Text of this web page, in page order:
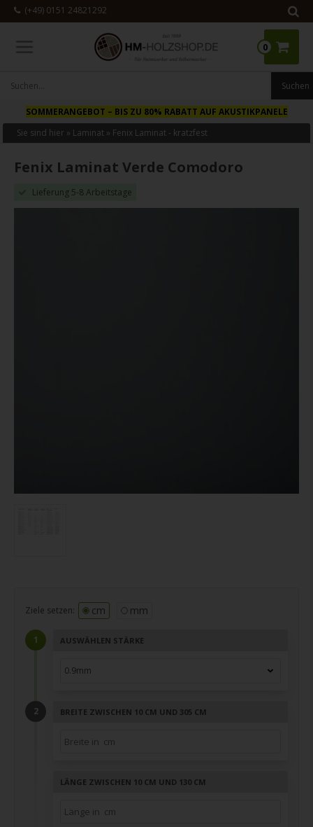
(+49) 0151 24821292
0
SOMMERANGEBOT– BIS ZU 80% RABATT AUF AKUSTIKPANELE
Sie sind hier » Laminat » Fenix Laminat - kratzfest
Fenix Laminat Verde Comodoro
Lieferung 5-8 Arbeitstage
Ziele setzen: cm mm
AUSWÄHLEN STÄRKE
BREITE ZWISCHEN 10 CM UND 305 CM
LÄNGE ZWISCHEN 10 CM UND 130 CM